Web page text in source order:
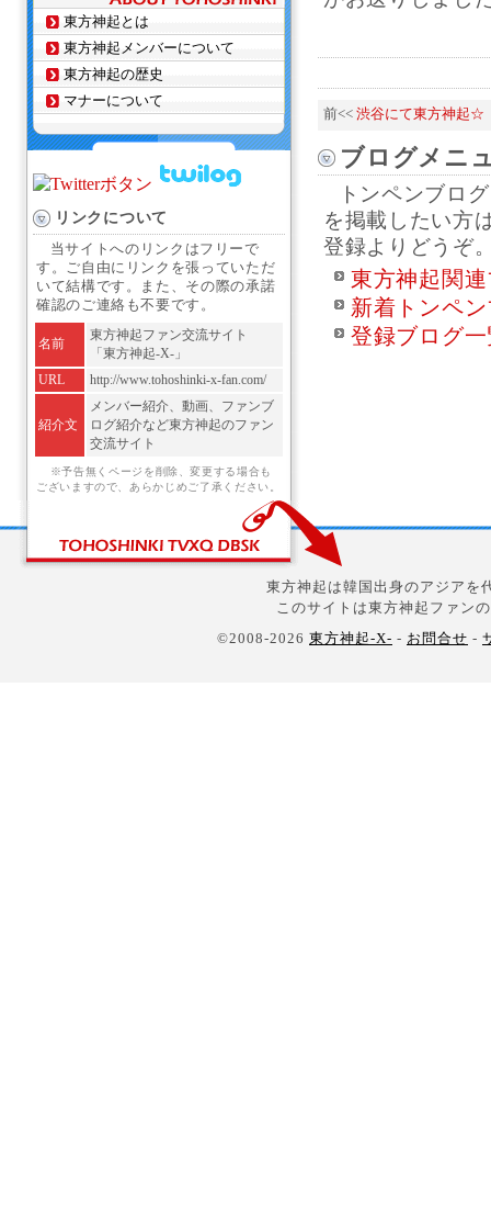
前<< 渋谷にて東方神起☆
ブログメニ
トンペンブロ
を掲載したい方
登録よりどうぞ
東方神起関
新着トンペ
登録ブログ
東方神起とは
東方神起メンバーについて
東方神起の歴史
マナーについて
リンクについて
当サイトへのリンクはフリーで
す。ご自由にリンクを張っていただ
いて結構です。また、その際の承諾
確認のご連絡も不要です。
名前
東方神起ファン交流サイト
「東方神起-X-」
URL
http://www.tohoshinki-x-fan.com/
紹介文
メンバー紹介、動画、ファンブ
ログ紹介など東方神起のファン
交流サイト
※予告無くページを削除、変更する場合も
ございますので、あらかじめご了承ください。
東方神起は韓国出身のアジアを
このサイトは東方神起ファン
©2008-2026 東方神起-X- - お問合せ -